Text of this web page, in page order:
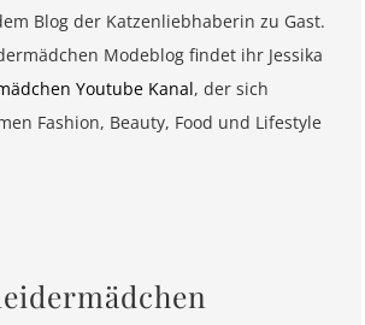
Blog der Katzenliebhaberin zu Gast.
Modeblog findet ihr Jessika
Youtube Kanal, der sich
Fashion, Beauty, Food und Lifestyle